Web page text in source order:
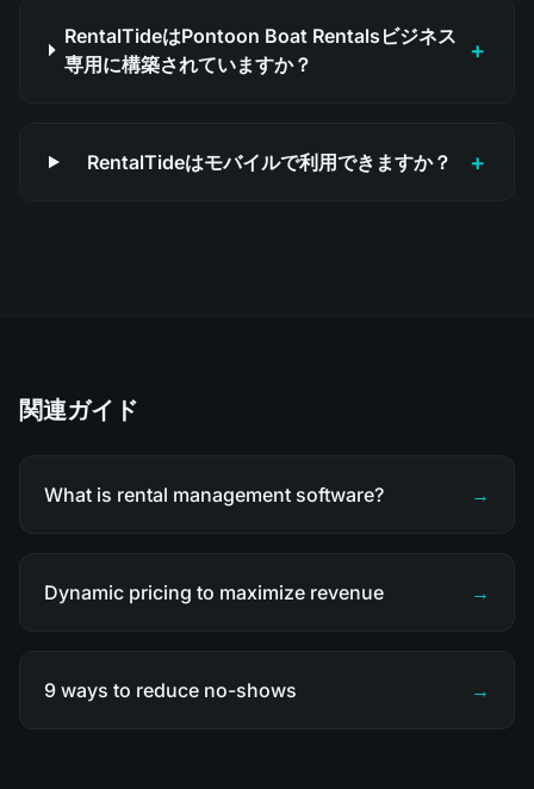
RentalTideはPontoon Boat Rentalsビジネス
専用に構築されていますか？
+
RentalTideはモバイルで利用できますか？ +
関連ガイド
What is rental management software? →
Dynamic pricing to maximize revenue →
9 ways to reduce no-shows →